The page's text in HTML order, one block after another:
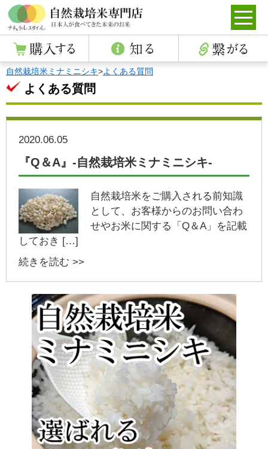
自然栽培米ミナミニシキ>よくある質問
よくある質問
2020.06.05
『Q＆A』-自然栽培米ミナミニシキ-
自然栽培米をご購入される前知識
として、お客様からのお問い合わ
せやお米に関する「Q＆A」を記載
しておき […]
続きを読む >>